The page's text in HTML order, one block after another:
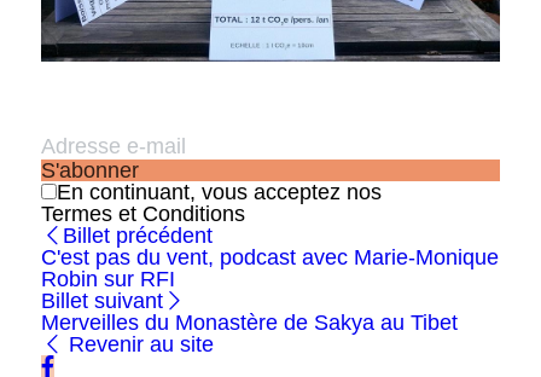
S'abonner
En continuant, vous acceptez nos
Termes et Conditions
Billet précédent
C'est pas du vent, podcast avec Marie-Monique
Robin sur RFI
Billet suivant
Merveilles du Monastère de Sakya au Tibet
Revenir au site